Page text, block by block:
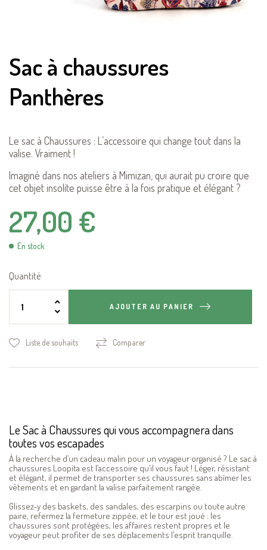
Sac à chaussures
Panthères
Le sac à Chaussures : L’accessoire qui change tout dans la
valise. Vraiment !
Imaginé dans nos ateliers à Mimizan, qui aurait pu croire que
cet objet insolite puisse être à la fois pratique et élégant ?
27,00 €
En stock
Quantité
AJOUTER AU PANIER
Liste de souhaits Comparer
Le Sac à Chaussures qui vous accompagnera dans
toutes vos escapades
À la recherche d’un cadeau malin pour un voyageur organisé ? Le sac à
chaussures Loopita est l’accessoire qu’il vous faut ! Léger, résistant
et élégant, il permet de transporter ses chaussures sans abîmer les
vêtements et en gardant la valise parfaitement rangée.
Glissez-y des baskets, des sandales, des escarpins ou toute autre
paire, refermez la fermeture zippée, et le tour est joué : les
chaussures sont protégées, les affaires restent propres et le
voyageur peut profiter de ses déplacements l’esprit tranquille.